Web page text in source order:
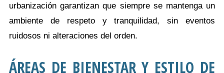
urbanización garantizan que siempre se mantenga un
ambiente de respeto y tranquilidad, sin eventos
ruidosos ni alteraciones del orden.
ÁREAS DE BIENESTAR Y ESTILO DE